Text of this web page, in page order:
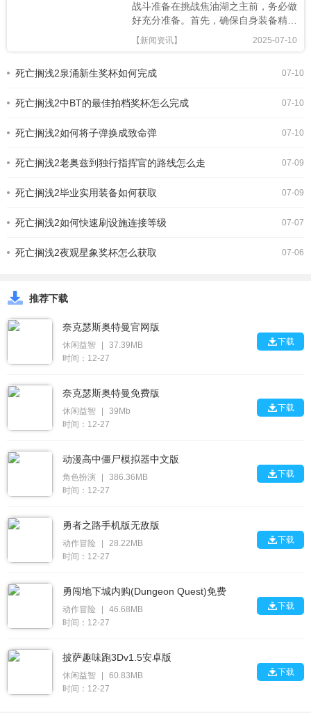
战斗准备在挑战焦油湖之主前，务必做
好充分准备。首先，确保自身装备精
良，升级武器，提升攻击力和命中率。
携带足够的治疗物品，如血袋和各类回
时，检查货物状态，避免在战斗中因货
之主体型巨大，攻击力强，
2025-07-10
【新闻资讯】
07-10
死亡搁浅2泉涌新生奖杯如何完成
07-10
死亡搁浅2中BT的最佳拍档奖杯怎么完成
07-10
死亡搁浅2如何将子弹换成致命弹
07-09
死亡搁浅2老奥兹到独行指挥官的路线怎么走
07-09
死亡搁浅2毕业实用装备如何获取
07-07
死亡搁浅2如何快速刷设施连接等级
07-06
死亡搁浅2夜观星象奖杯怎么获取
推荐下载
奈克瑟斯奥特曼官网版
休闲益智
37.39MB
时间：12-27
下载
奈克瑟斯奥特曼免费版
休闲益智
39Mb
时间：12-27
下载
动漫高中僵尸模拟器中文版
角色扮演
386.36MB
时间：12-27
下载
勇者之路手机版无敌版
动作冒险
28.22MB
时间：12-27
下载
勇闯地下城内购(Dungeon Quest)免费
动作冒险
46.68MB
时间：12-27
下载
披萨趣味跑3Dv1.5安卓版
休闲益智
60.83MB
时间：12-27
下载